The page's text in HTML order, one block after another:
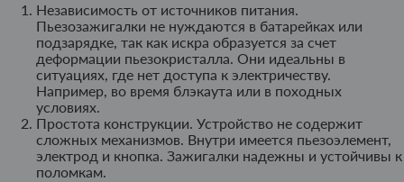
Независимость от источников питания.
Пьезозажигалки не нуждаются в батарейках или
подзарядке, так как искра образуется за счет
деформации пьезокристалла. Они идеальны в
ситуациях, где нет доступа к электричеству.
Например, во время блэкаута или в походных
условиях.
Простота конструкции. Устройство не содержит
сложных механизмов. Внутри имеется пьезоэлемент,
электрод и кнопка. Зажигалки надежны и устойчивы к
поломкам.